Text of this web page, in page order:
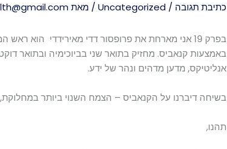
כתיבת תגובה /
Uncategorized / מאת
בפרק 19 אני מארחת את פרופסור דדי מאירידדי
באמצעות קנאביס. מחזיק בתואר שני בביוכימיה ובתואר
אנליטיקס, מדען מדהים ונהר של ידע.
בשיחה דיברנו על הקנאביס – הצמח השנוי ביותר
תהנו,